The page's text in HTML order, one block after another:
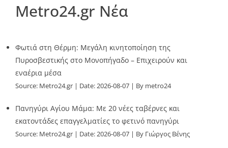
Metro24.gr Νέα
Φωτιά στη Θέρμη: Μεγάλη κινητοποίηση της
Πυροσβεστικής στο Μονοπήγαδο – Επιχειρούν και
εναέρια μέσα
Source: Metro24.gr Date: 2026-08-07 By metro24
Πανηγύρι Αγίου Μάμα: Με 20 νέες ταβέρνες και
εκατοντάδες επαγγελματίες το φετινό πανηγύρι
Source: Metro24.gr Date: 2026-08-07 By Γιώργος Βένης